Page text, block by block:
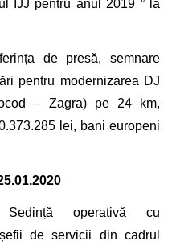
IJJ pentru anul 2019 ” la
de presă, semnare
pentru modernizarea DJ
– Zagra) pe 24 km,
lei, bani europeni
operativă cu
de servicii din cadrul